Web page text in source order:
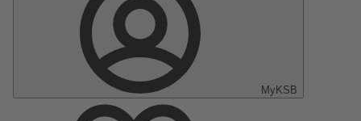
MyKSB